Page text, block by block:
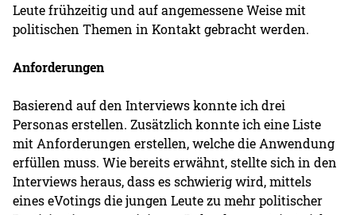
Leute frühzeitig und auf angemessene Weise mit
politischen Themen in Kontakt gebracht werden.
Anforderungen
Basierend auf den Interviews konnte ich drei
Personas erstellen. Zusätzlich konnte ich eine Liste
mit Anforderungen erstellen, welche die Anwendung
erfüllen muss. Wie bereits erwähnt, stellte sich in den
Interviews heraus, dass es schwierig wird, mittels
eines eVotings die jungen Leute zu mehr politischer